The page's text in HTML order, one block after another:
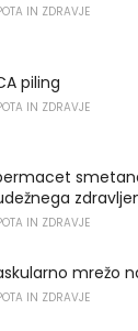
IN ZDRAVJE
piling
IN ZDRAVJE
IN ZDRAVJE
mrežo
IN ZDRAVJE